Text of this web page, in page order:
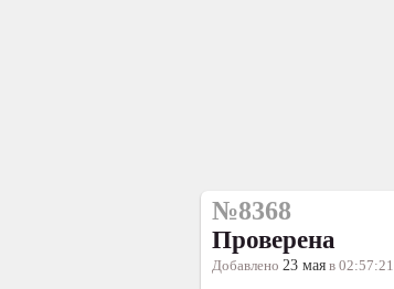
№8368
Проверена
Добавлено 23 мая в 02:57:21